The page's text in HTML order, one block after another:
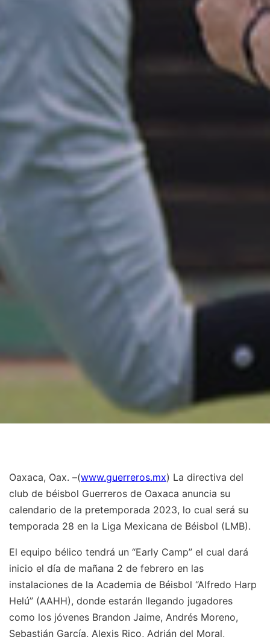
Oaxaca, Oax. –(www.guerreros.mx) La directiva del
club de béisbol Guerreros de Oaxaca anuncia su
calendario de la pretemporada 2023, lo cual será su
temporada 28 en la Liga Mexicana de Béisbol (LMB).
El equipo bélico tendrá un “Early Camp” el cual dará
inicio el día de mañana 2 de febrero en las
instalaciones de la Academia de Béisbol “Alfredo Harp
Helú” (AAHH), donde estarán llegando jugadores
como los jóvenes Brandon Jaime, Andrés Moreno,
Sebastián García, Alexis Rico, Adrián del Moral,